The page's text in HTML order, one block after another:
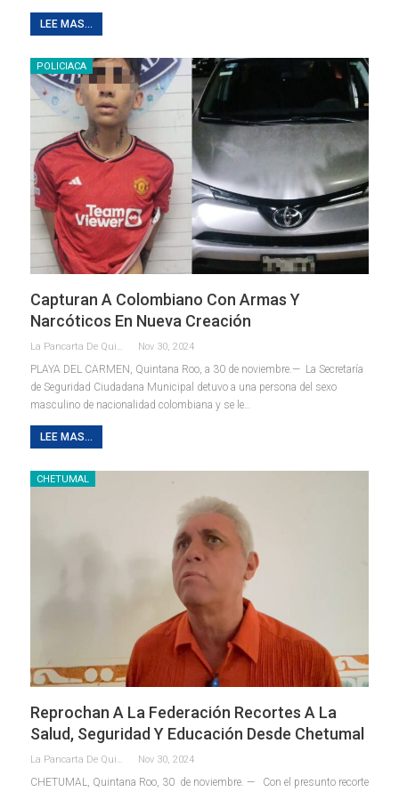
LEE MAS...
POLICIACA
Capturan A Colombiano Con Armas Y
Narcóticos En Nueva Creación
La Pancarta De Quintana Roo Nov 30, 2024
PLAYA DEL CARMEN, Quintana Roo, a 30 de noviembre.— La Secretaría
de Seguridad Ciudadana Municipal detuvo a una persona del sexo
masculino de nacionalidad colombiana y se le
LEE MAS...
CHETUMAL
Reprochan A La Federación Recortes A La
Salud, Seguridad Y Educación Desde Chetumal
La Pancarta De Quintana Roo Nov 30, 2024
CHETUMAL, Quintana Roo, 30 de noviembre. — Con el presunto recorte